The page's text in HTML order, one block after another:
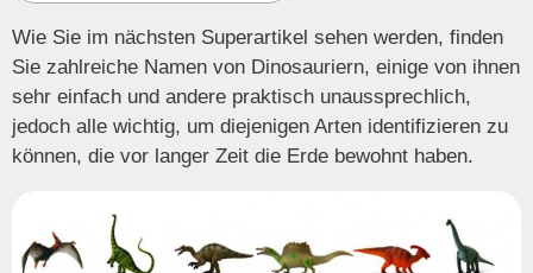
Wie Sie im nächsten Superartikel sehen werden, finden
Sie zahlreiche Namen von Dinosauriern, einige von ihnen
sehr einfach und andere praktisch unaussprechlich,
jedoch alle wichtig, um diejenigen Arten identifizieren zu
können, die vor langer Zeit die Erde bewohnt haben.